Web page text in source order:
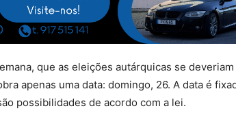
que as eleições autárquicas se deveriam
apenas uma data: domingo, 26. A data é
possibilidades de acordo com a lei.